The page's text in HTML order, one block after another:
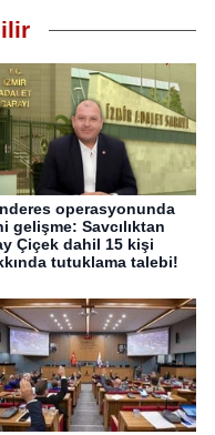
operasyonunda
gelişme: Savcılıktan
Çiçek dahil 15 kişi
tutuklama talebi!